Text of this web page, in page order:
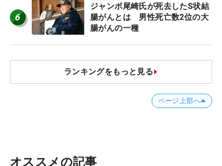
6
ジャンボ尾崎氏が死去したS状結
腸がんとは 男性死亡数2位の大
腸がんの一種
ランキングをもっと見る
ページ上部へ
オススメの記事